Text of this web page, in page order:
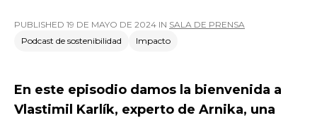
PUBLISHED 19 DE MAYO DE 2024 IN SALA DE PRENSA
Podcast de sostenibilidad
Impacto
En este episodio damos la bienvenida a
Vlastimil Karlík, experto de Arnika, una